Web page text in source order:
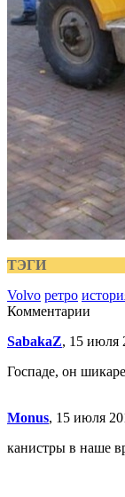
ТЭГИ
Volvo ретро
Комментарии
SabakaZ, 15 июля
Госпаде, он
Monus, 15 июля
канистры в наше